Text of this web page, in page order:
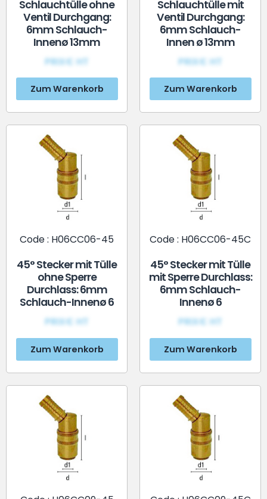
Schlauchtülle ohne
Ventil Durchgang:
6mm Schlauch-
Innenø 13mm
PRIX€ HT
Zum Warenkorb
Schlauchtülle mit
Ventil Durchgang:
6mm Schlauch-
Innen ø 13mm
PRIX€ HT
Zum Warenkorb
Code : H06CC06-45
45° Stecker mit Tülle
ohne Sperre
Durchlass: 6mm
Schlauch-Innenø 6
PRIX€ HT
Zum Warenkorb
Code : H06CC06-45C
45° Stecker mit Tülle
mit Sperre Durchlass:
6mm Schlauch-
Innenø 6
PRIX€ HT
Zum Warenkorb